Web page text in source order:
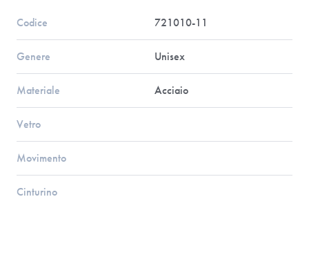
Codice 721010-11
Genere Unisex
Materiale Acciaio
Vetro
Movimento
Cinturino